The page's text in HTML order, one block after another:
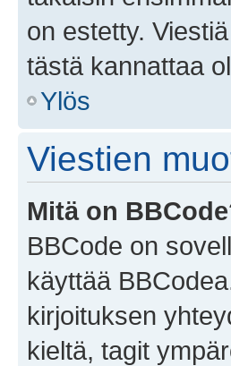
on estetty.
tästä kannattaa
Ylös
Viestien
Mitä on
BBCode on
käyttää
kirjoituksen
kieltä, tagit